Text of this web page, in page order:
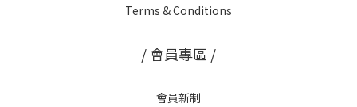
Terms & Conditions
/ 會員專區 /
會員新制